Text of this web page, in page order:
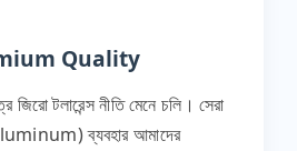
Quality
জিরো টলারেন্স নীতি মেনে চলি। সেরা
ব্যবহার আমাদের